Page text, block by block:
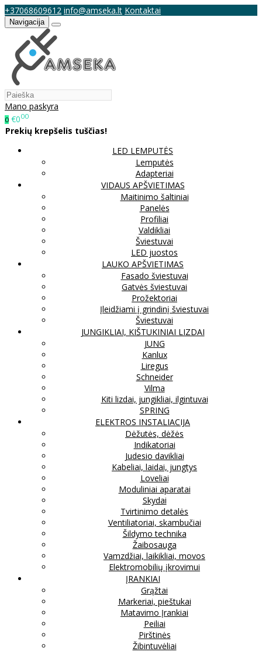
+37068609612 info@amseka.lt Kontaktai
Navigacija
Mano paskyra
0 €000
Prekių krepšelis tuščias!
LED LEMPUTĖS
Lemputės
Adapteriai
VIDAUS APŠVIETIMAS
Maitinimo šaltiniai
Panelės
Profiliai
Valdikliai
Šviestuvai
LED juostos
LAUKO APŠVIETIMAS
Fasado šviestuvai
Gatvės šviestuvai
Prožektoriai
Įleidžiami į grindinį šviestuvai
Šviestuvai
JUNGIKLIAI, KIŠTUKINIAI LIZDAI
JUNG
Kanlux
Liregus
Schneider
Vilma
Kiti lizdai, jungikliai, ilgintuvai
SPRING
ELEKTROS INSTALIACIJA
Dėžutės, dėžės
Indikatoriai
Judesio davikliai
Kabeliai, laidai, jungtys
Loveliai
Moduliniai aparatai
Skydai
Tvirtinimo detalės
Ventiliatoriai, skambučiai
Šildymo technika
Žaibosauga
Vamzdžiai, laikikliai, movos
Elektromobilių įkrovimui
ĮRANKIAI
Grąžtai
Markeriai, pieštukai
Matavimo Įrankiai
Peiliai
Pirštinės
Žibintuvėliai